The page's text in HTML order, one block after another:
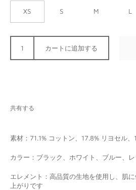
XS S M L
カートに追加する
共有する
素材： 71.1% コットン、17.8% リヨセル、
カラー：ブラック、ホワイト、ブルー、
エレメント：高品質の生地を使用し、肌
上がりです